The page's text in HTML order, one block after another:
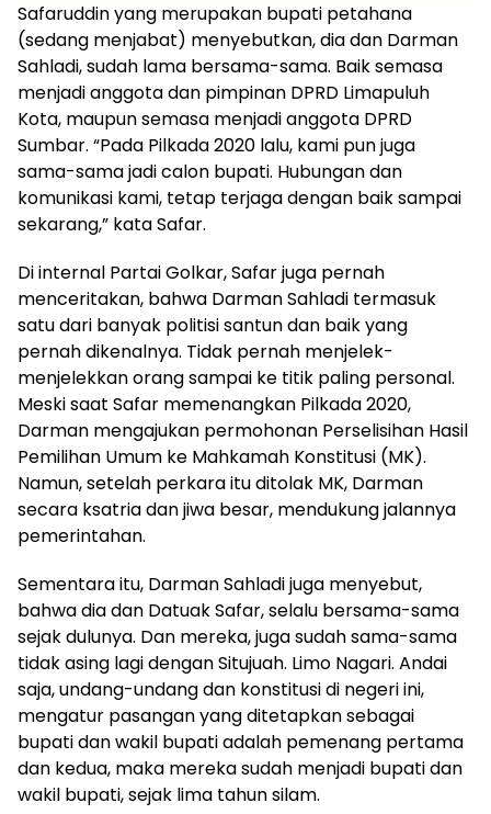
Safaruddin yang merupakan bupati petahana
(sedang menjabat) menyebutkan, dia dan Darman
Sahladi, sudah lama bersama-sama. Baik semasa
menjadi anggota dan pimpinan DPRD Limapuluh
Kota, maupun semasa menjadi anggota DPRD
Sumbar. “Pada Pilkada 2020 lalu, kami pun juga
sama-sama jadi calon bupati. Hubungan dan
komunikasi kami, tetap terjaga dengan baik sampai
sekarang,” kata Safar.
Di internal Partai Golkar, Safar juga pernah
menceritakan, bahwa Darman Sahladi termasuk
satu dari banyak politisi santun dan baik yang
pernah dikenalnya. Tidak pernah menjelek-
menjelekkan orang sampai ke titik paling personal.
Meski saat Safar memenangkan Pilkada 2020,
Darman mengajukan permohonan Perselisihan Hasil
Pemilihan Umum ke Mahkamah Konstitusi (MK).
Namun, setelah perkara itu ditolak MK, Darman
secara ksatria dan jiwa besar, mendukung jalannya
pemerintahan.
Sementara itu, Darman Sahladi juga menyebut,
bahwa dia dan Datuak Safar, selalu bersama-sama
sejak dulunya. Dan mereka, juga sudah sama-sama
tidak asing lagi dengan Situjuah. Limo Nagari. Andai
saja, undang-undang dan konstitusi di negeri ini,
mengatur pasangan yang ditetapkan sebagai
bupati dan wakil bupati adalah pemenang pertama
dan kedua, maka mereka sudah menjadi bupati dan
wakil bupati, sejak lima tahun silam.